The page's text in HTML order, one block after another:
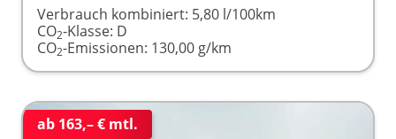
Verbrauch kombiniert: 5,80 l/100km
CO2-Klasse: D
CO2-Emissionen: 130,00 g/km
ab 163,– € mtl.